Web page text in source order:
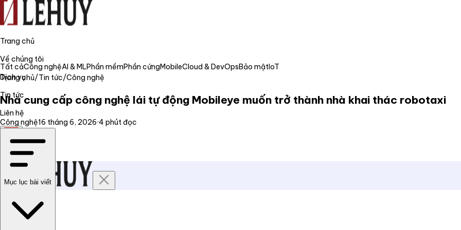
Trang chủ
Về chúng tôi
Dịch vụ
Tin tức
Liên hệ
Trang chủ
Về chúng tôi
Tất cảCông nghệAI & MLPhần mềmPhần cứngMobileCloud & DevOpsBảo mậtIoT
Trang chủ/Tin tức/Công nghệ
Nhà cung cấp công nghệ lái tự động Mobileye muốn trở thành nhà khai thác robotaxi
Công nghệ16 tháng 6, 2026·4 phút đọc
Mục lục bài viết